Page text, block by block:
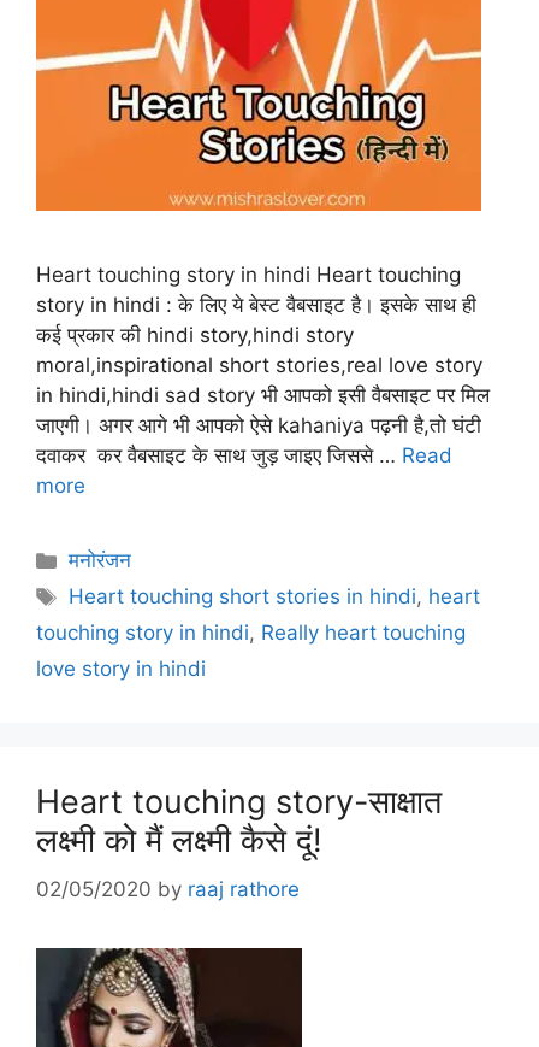
Heart touching story in hindi Heart touching
story in hindi : के लिए ये बेस्ट वैबसाइट है। इसके साथ ही
कई प्रकार की hindi story,hindi story
moral,inspirational short stories,real love story
in hindi,hindi sad story भी आपको इसी वैबसाइट पर मिल
जाएगी। अगर आगे भी आपको ऐसे kahaniya पढ़नी है,तो घंटी
दवाकर कर वैबसाइट के साथ जुड़ जाइए जिससे … Read
more
Categories
मनोरंजन
Tags
Heart touching short stories in hindi, heart
touching story in hindi, Really heart touching
love story in hindi
Heart touching story-साक्षात
लक्ष्मी को मैं लक्ष्मी कैसे दूं!
02/05/2020 by raaj rathore